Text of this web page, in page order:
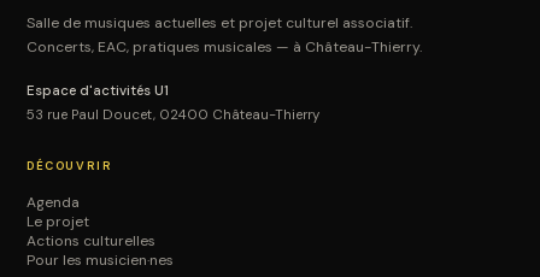
Salle de musiques actuelles et projet culturel associatif.
Concerts, EAC, pratiques musicales — à Château-Thierry.
Espace d'activités U1
53 rue Paul Doucet, 02400 Château-Thierry
DÉCOUVRIR
Agenda
Le projet
Actions culturelles
Pour les musicien·nes